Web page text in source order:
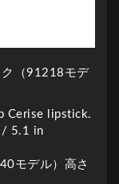
（91218モデ
モデル）高さ